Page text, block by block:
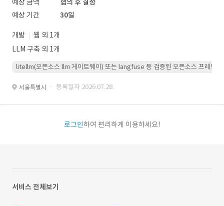
예상 금액
협의 후 결정
예상 기간
30일
개발
웹 외 1개
LLM 구축 외 1개
litellm(오픈소스 llm 게이트웨이) 또는 langfuse 등 검증된 오픈소스 프레임워
서울특별시 · 등록일자 2026.07.28.
로그인하여 편리하게 이용하세요!
서비스 전체보기